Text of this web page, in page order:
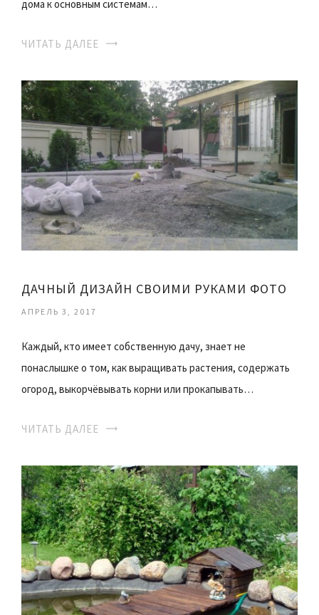
дома к основным системам…
ЧИТАТЬ ДАЛЕЕ
ДАЧНЫЙ ДИЗАЙН СВОИМИ РУКАМИ ФОТО
АПРЕЛЬ 3, 2017
Каждый, кто имеет собственную дачу, знает не
понаслышке о том, как выращивать растения, содержать
огород, выкорчёвывать корни или прокапывать…
ЧИТАТЬ ДАЛЕЕ